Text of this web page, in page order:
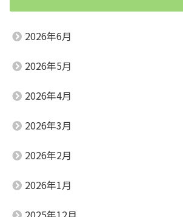
2026年6月
2026年5月
2026年4月
2026年3月
2026年2月
2026年1月